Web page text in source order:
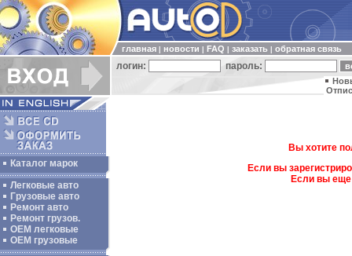
главная новости FAQ заказать обратная связь
логин: пароль:
Каталог марок
Легковые авто
Грузовые авто
Ремонт авто
Ремонт грузов.
ОЕМ легковые
OEM грузовые
Вы хотите
Если вы
Если вы еще